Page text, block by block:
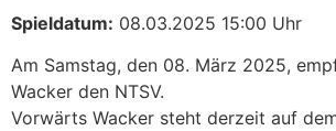
Spieldatum: 08.03.2025 15:00 Uhr
Am Samstag, den 08. März 2025,
Wacker den NTSV.
Vorwärts Wacker steht derzeit auf